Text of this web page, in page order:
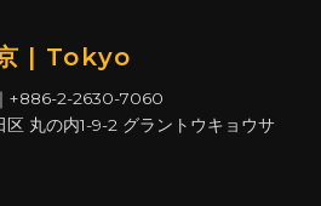
| Tokyo
+886-2-2630-7060
丸の内1-9-2 グラントウキョウサ